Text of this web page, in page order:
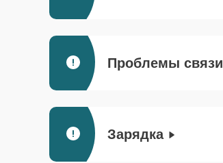
Проблемы связи
Зарядка